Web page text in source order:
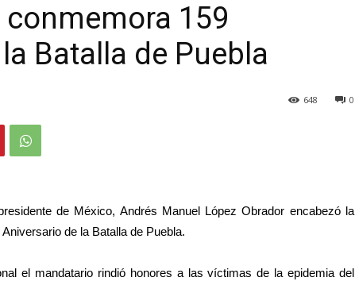
159
Batalla de Puebla
0
648
de México, Andrés Manuel López Obrador encabezó la
de la Batalla de Puebla.
el mandatario rindió honores a las víctimas de la epidemia del